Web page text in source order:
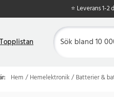
⭐ Leverans 1-2
Topplistan
Hem Hemelektronik Batterier &